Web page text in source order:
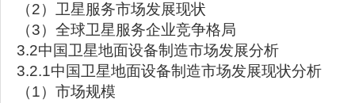
（2）卫星服务市场发展现状
（3）全球卫星服务企业竞争格局
3.2中国卫星地面设备制造市场发展分析
3.2.1中国卫星地面设备制造市场发展现状分析
（1）市场规模